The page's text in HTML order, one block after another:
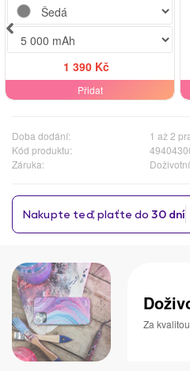
1 390 Kč
Přidat
Doba dodání:
1 až 2
Kód produktu:
Záruka:
Za